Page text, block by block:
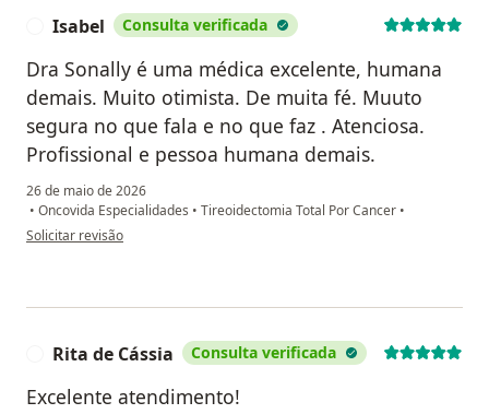
Isabel Consulta verificada
Dra Sonally é uma médica excelente, humana
demais. Muito otimista. De muita fé. Muuto
segura no que fala e no que faz . Atenciosa.
Profissional e pessoa humana demais.
26 de maio de 2026
• Oncovida Especialidades • Tireoidectomia Total Por Cancer •
na opinião do utilizador Isabel
Solicitar revisão
Rita de Cássia Consulta verificada
Excelente atendimento!